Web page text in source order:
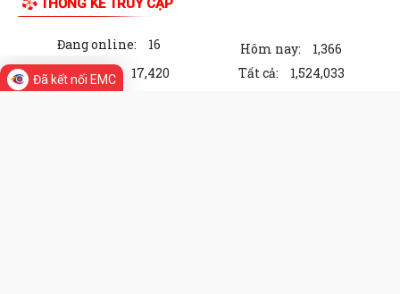
ĐOÀN KHẢO SÁT HĐND XÃ AN LÃO KHẢO SÁT VIỆC THỰC HIỆN CHÍNH
Kế hoạch Tổ chức khám sức khoẻ định kỳ hoặc khám sàng lọc miễn
phí cho người dân trên địa bàn xã...
Đã kết nối EMC